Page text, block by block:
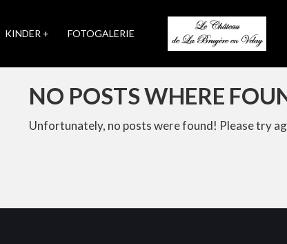
KINDER + FOTOGALERIE
NO POSTS WHERE
Unfortunately, no posts were found! Please try